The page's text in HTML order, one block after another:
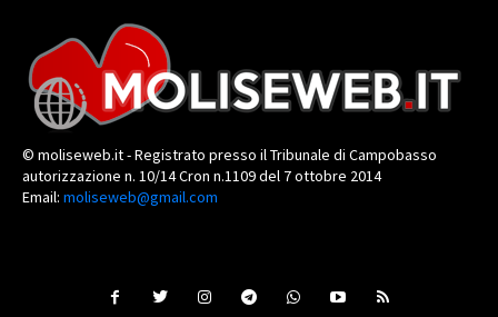
© moliseweb.it - Registrato presso il Tribunale di Campobasso
autorizzazione n. 10/14 Cron n.1109 del 7 ottobre 2014
Email: moliseweb@gmail.com